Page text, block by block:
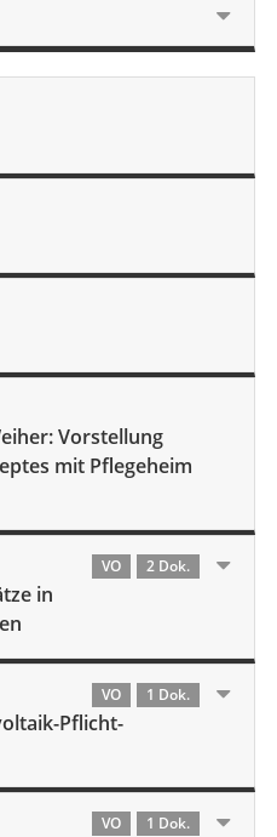
Vorstellung
mit Pflegeheim
VO 2 Dok.
in
VO 1 Dok.
Pflicht-
VO 1 Dok.